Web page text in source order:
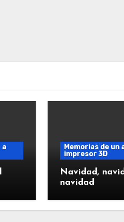
a
Memorias de un
impresor 3D
Navidad,
navidad